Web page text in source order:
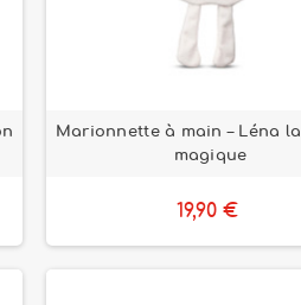
Marionnette à main – Léna
magique
19,90 €